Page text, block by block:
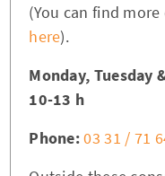
(You can find
here).
Monday, Tuesday
10-13 h
Phone:03 31 / 71